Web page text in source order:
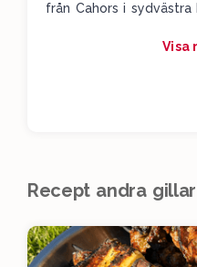
från Cahors i
skogstoner av svartaVisa
Recept andra gillar